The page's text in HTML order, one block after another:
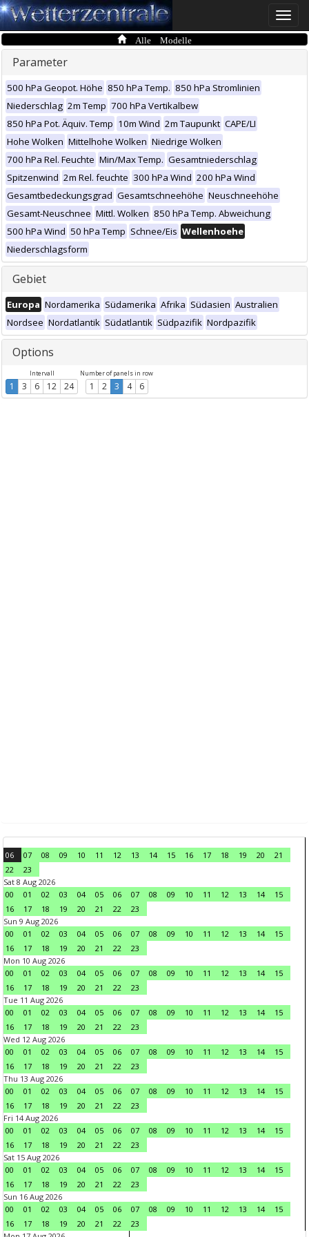
Toggle
Alle Modelle
Parameter
500 hPa Geopot. Höhe 850 hPa Temp. 850 hPa Stromlinien
Niederschlag 2m Temp 700 hPa Vertikalbew
850 hPa Pot. Äquiv. Temp 10m Wind 2m Taupunkt CAPE/LI
Hohe Wolken Mittelhohe Wolken Niedrige Wolken
700 hPa Rel. Feuchte Min/Max Temp. Gesamtniederschlag
Spitzenwind 2m Rel. feuchte 300 hPa Wind 200 hPa Wind
Gesamtbedeckungsgrad Gesamtschneehöhe Neuschneehöhe
Gesamt-Neuschnee Mittl. Wolken 850 hPa Temp. Abweichung
500 hPa Wind 50 hPa Temp Schnee/Eis Wellenhoehe
Niederschlagsform
Gebiet
Europa Nordamerika Südamerika Afrika Südasien Australien
Nordsee Nordatlantik Südatlantik Südpazifik Nordpazifik
Options
Intervall
1 3 6 12 24
Number of panels in row
1 2 3 4 6
06 07 08 09 10 11 12 13 14 15 16 17 18 19 20
21
22
23
Sat 8 Aug 2026
00
01 02 03 04 05 06 07 08 09 10 11 12 13 14
15
16
17 18 19 20 21 22
23
Sun 9 Aug 2026
00
01 02 03 04 05 06 07 08 09 10 11 12 13 14
15
16
17 18 19 20 21 22
23
Mon 10 Aug 2026
00
01 02 03 04 05 06 07 08 09 10 11 12 13 14
15
16
17 18 19 20 21 22
23
Tue 11 Aug 2026
00
01 02 03 04 05 06 07 08 09 10 11 12 13 14
15
16
17 18 19 20 21 22
23
Wed 12 Aug 2026
00
01 02 03 04 05 06 07 08 09 10 11 12 13 14
15
16
17 18 19 20 21 22
23
Thu 13 Aug 2026
00
01 02 03 04 05 06 07 08 09 10 11 12 13 14
15
16
17 18 19 20 21 22
23
Fri 14 Aug 2026
00
01 02 03 04 05 06 07 08 09 10 11 12 13 14
15
16
17 18 19 20 21 22
23
Sat 15 Aug 2026
00
01 02 03 04 05 06 07 08 09 10 11 12 13 14
15
16
17 18 19 20 21 22
23
Sun 16 Aug 2026
00
01 02 03 04 05 06 07 08 09 10 11 12 13 14
15
16
17 18 19 20 21 22
23